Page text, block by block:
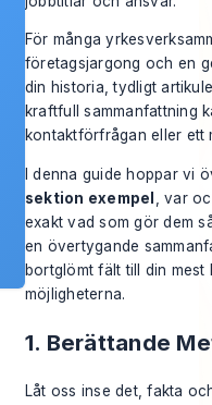
För många
företagsjargong och en
din historia, tydligt
kraftfull sammanfattning
kontaktförfrågan eller ett
I denna guide hoppar vi
sektion exempel
, var
exakt vad som gör dem
en övertygande
bortglömt fält till din
möjligheterna.
1. Berättande
Låt oss inse det, fakta